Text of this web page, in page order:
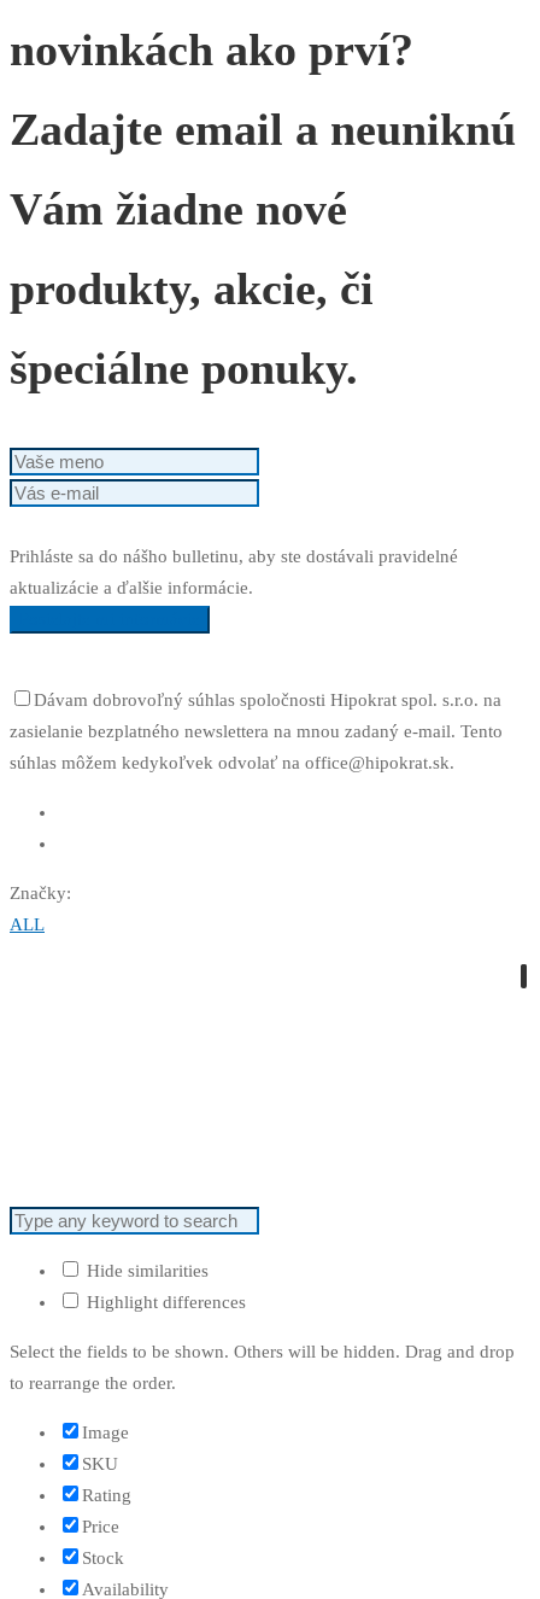
novinkách ako prví?
Zadajte email a neuniknú
Vám žiadne nové
produkty, akcie, či
špeciálne ponuky.
Prihláste sa do nášho bulletinu, aby ste dostávali pravidelné
aktualizácie a ďalšie informácie.
Dávam dobrovoľný súhlas spoločnosti Hipokrat spol. s.r.o. na
zasielanie bezplatného newslettera na mnou zadaný e-mail. Tento
súhlas môžem kedykoľvek odvolať na office@hipokrat.sk.
Značky:
ALL
Hide similarities
Highlight differences
Select the fields to be shown. Others will be hidden. Drag and drop
to rearrange the order.
Image
SKU
Rating
Price
Stock
Availability